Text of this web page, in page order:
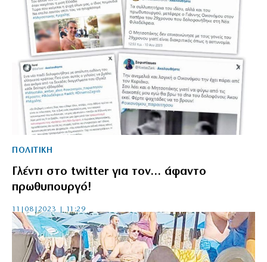
ΠΟΛΙΤΙΚΗ
Γλέντι στο twitter για τον… άφαντο
πρωθυπουργό!
11|08|2023 | 11:29